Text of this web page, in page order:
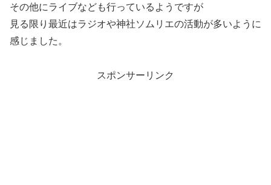
その他にライブなども行っているようですが
見る限り最近はラジオや神社ソムリエの活動が多いように
感じました。
スポンサーリンク